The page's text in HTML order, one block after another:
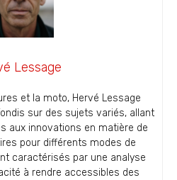
Lessage
et la moto, Hervé Lessage
sur des sujets variés, allant
aux innovations en matière de
pour différents modes de
caractérisés par une analyse
à rendre accessibles des